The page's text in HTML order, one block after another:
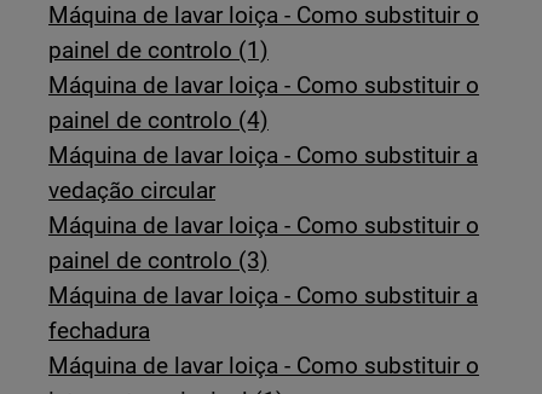
Máquina de lavar loiça - Como substituir o
painel de controlo (1)
Máquina de lavar loiça - Como substituir o
painel de controlo (4)
Máquina de lavar loiça - Como substituir a
vedação circular
Máquina de lavar loiça - Como substituir o
painel de controlo (3)
Máquina de lavar loiça - Como substituir a
fechadura
Máquina de lavar loiça - Como substituir o